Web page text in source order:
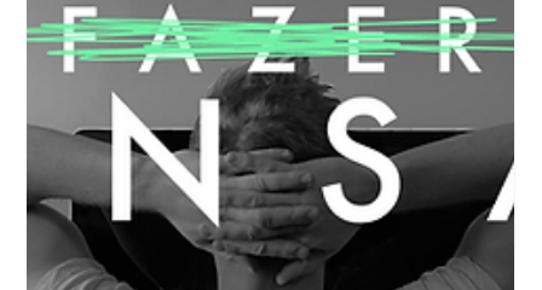
homem com as mãos na cabeça em sinal de supresa
Design não é a etapa final de um projeto. É a função que
torna decisões de negócio executáveis. Quando uma
empresa entra em modo de reestruturação, o roteiro
costuma ser previsível: cortar headcount, reduzir verba
de marketing, consolidar fornecedores e aguardar os
resultados melhorarem. O problema é que esse roteiro
raramente funciona sozinho. Estudei casos de
reestruturações que, de fato, geraram resultado — e o
padrão que apa